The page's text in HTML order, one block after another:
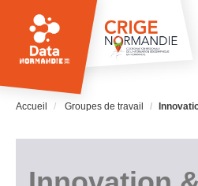
principal
Accueil Groupes de travail